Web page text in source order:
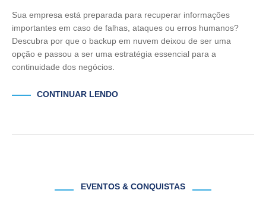
Sua empresa está preparada para recuperar informações
importantes em caso de falhas, ataques ou erros humanos?
Descubra por que o backup em nuvem deixou de ser uma
opção e passou a ser uma estratégia essencial para a
continuidade dos negócios.
CONTINUAR LENDO
EVENTOS & CONQUISTAS